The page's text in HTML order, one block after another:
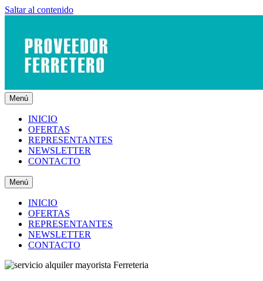
Saltar al contenido
Menú
INICIO
OFERTAS
REPRESENTANTES
NEWSLETTER
CONTACTO
Menú
INICIO
OFERTAS
REPRESENTANTES
NEWSLETTER
CONTACTO